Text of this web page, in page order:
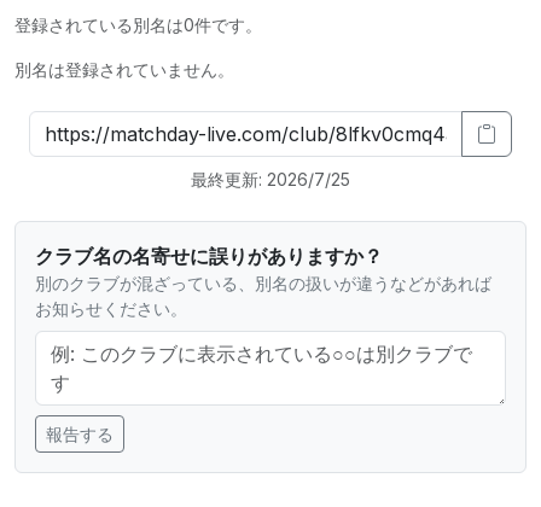
登録されている別名は0件です。
別名は登録されていません。
最終更新: 2026/7/25
クラブ名の名寄せに誤りがありますか？
別のクラブが混ざっている、別名の扱いが違うなどがあれば
お知らせください。
報告する